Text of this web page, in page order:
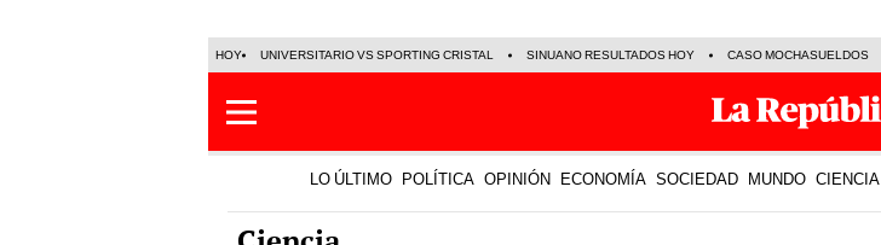
HOY UNIVERSITARIO VS SPORTING CRISTAL SINUANO RESULTADOS HOY CASO MOCHASUELDOS
LO ÚLTIMO POLÍTICA OPINIÓN ECONOMÍA SOCIEDAD MUNDO CIENCIA